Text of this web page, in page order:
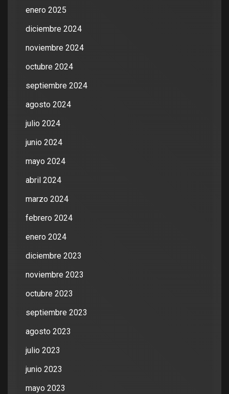
enero 2025
diciembre 2024
noviembre 2024
octubre 2024
septiembre 2024
agosto 2024
julio 2024
junio 2024
mayo 2024
abril 2024
marzo 2024
febrero 2024
enero 2024
diciembre 2023
noviembre 2023
octubre 2023
septiembre 2023
agosto 2023
julio 2023
junio 2023
mayo 2023